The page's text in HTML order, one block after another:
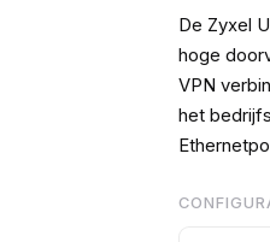
De Zyxel
hoge
VPN
het